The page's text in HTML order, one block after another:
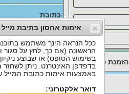
כתובת
טלפון
הזמנת פלוטים הזמנת צילומים /
אימות אחסון בתיבת מייל
ככל הנראה הינך משתמש
הראשונה (אם כך, לחץ על סגור
בשימוש הטופס) או שבוצע ניקיון
בדפדפן האינטרנט. ניתן לשחזר
באמצעות אימות כתובת המייל
דואר אלקטרוני: